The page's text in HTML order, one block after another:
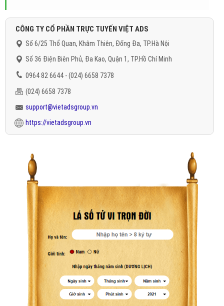
CÔNG TY CỔ PHẦN TRỰC TUYẾN VIỆT ADS
Số 6/25 Thổ Quan, Khâm Thiên, Đống Đa, TP.Hà Nội
Số 36 Điện Biên Phủ, Đa Kao, Quận 1, TP.Hồ Chí Minh
0964 82 6644 - (024) 6658 7378
(024) 6658 7378
support@vietadsgroup.vn
https://vietadsgroup.vn